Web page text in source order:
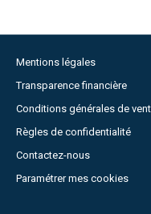
Mentions légales
Transparence financière
Conditions générales de
Règles de confidentialité
Contactez-nous
Paramétrer mes cookies